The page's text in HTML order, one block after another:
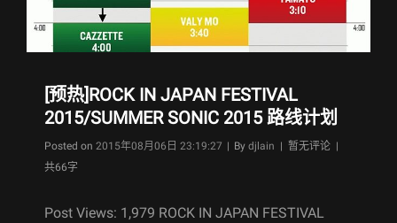
[预热]ROCK IN JAPAN FESTIVAL
2015/SUMMER SONIC 2015 路线计划
Posted on 2015年08月06日 23:19:27 | By Byline
djlain | 暂无评论 |
共66字
Post Views: 1,979 ROCK IN JAPAN FESTIVAL